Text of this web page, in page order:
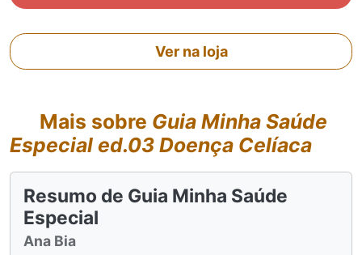
Ver na loja
Mais sobre Guia Minha Saúde
Especial ed.03 Doença Celíaca
Resumo de Guia Minha Saúde
Especial
Ana Bia